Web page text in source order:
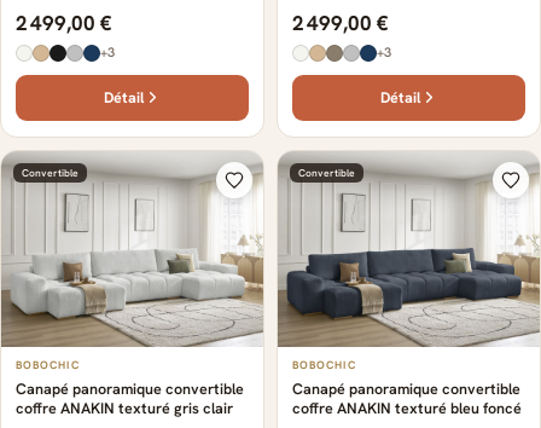
2 499,00 €
+3
Détail
2 499,00 €
+3
Détail
Convertible
BOBOCHIC
Canapé panoramique convertible
coffre ANAKIN texturé gris clair
Convertible
BOBOCHIC
Canapé panoramique convertible
coffre ANAKIN texturé bleu foncé